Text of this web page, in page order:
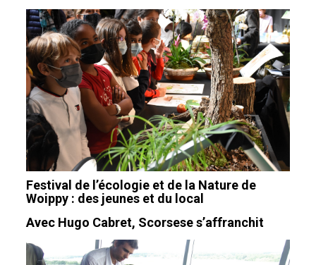
Festival de l’écologie et de la Nature de
Woippy : des jeunes et du local
Avec Hugo Cabret, Scorsese s’affranchit